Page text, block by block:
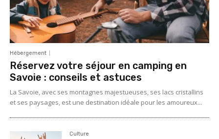
Hébergement
Réservez votre séjour en camping en
Savoie : conseils et astuces
La Savoie, avec ses montagnes majestueuses, ses lacs cristallins
et ses paysages, est une destination idéale pour les amoureux...
Culture